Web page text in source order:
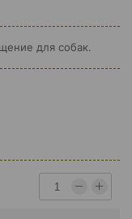
для собак.